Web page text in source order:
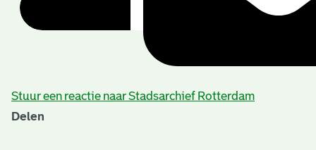
Stuur een reactie naar Stadsarchief Rotterdam
Delen